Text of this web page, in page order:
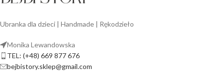
Ubranka dla dzieci | Handmade | Rękodzieło
Monika Lewandowska
TEL: (+48) 669 877 676
bejbistory.sklep@gmail.com